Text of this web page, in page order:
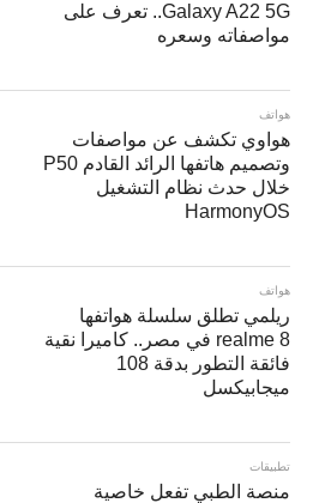
Galaxy A22 5G.. تعرف على
مواصفاته وسعره
هواتف
هواوي تكشف عن مواصفات
وتصميم هاتفها الرائد القادم P50
خلال حدث نظام التشغيل
HarmonyOS
هواتف
ريلمي تطلق سلسلة هواتفها
realme 8 في مصر.. كاميرا نقية
فائقة التطور بدقة 108
ميجابيكسل
تطبيقات
منصة الطبي تفعل خاصية